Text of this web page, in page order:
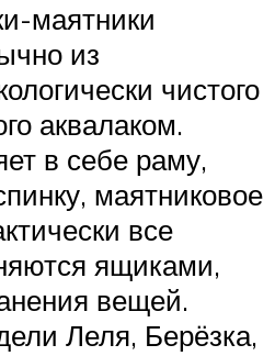
маятники
из
чистого
аквалаком.
в себе раму,
маятниковое
все
ящиками,
вещей.
Леля, Берёзка,